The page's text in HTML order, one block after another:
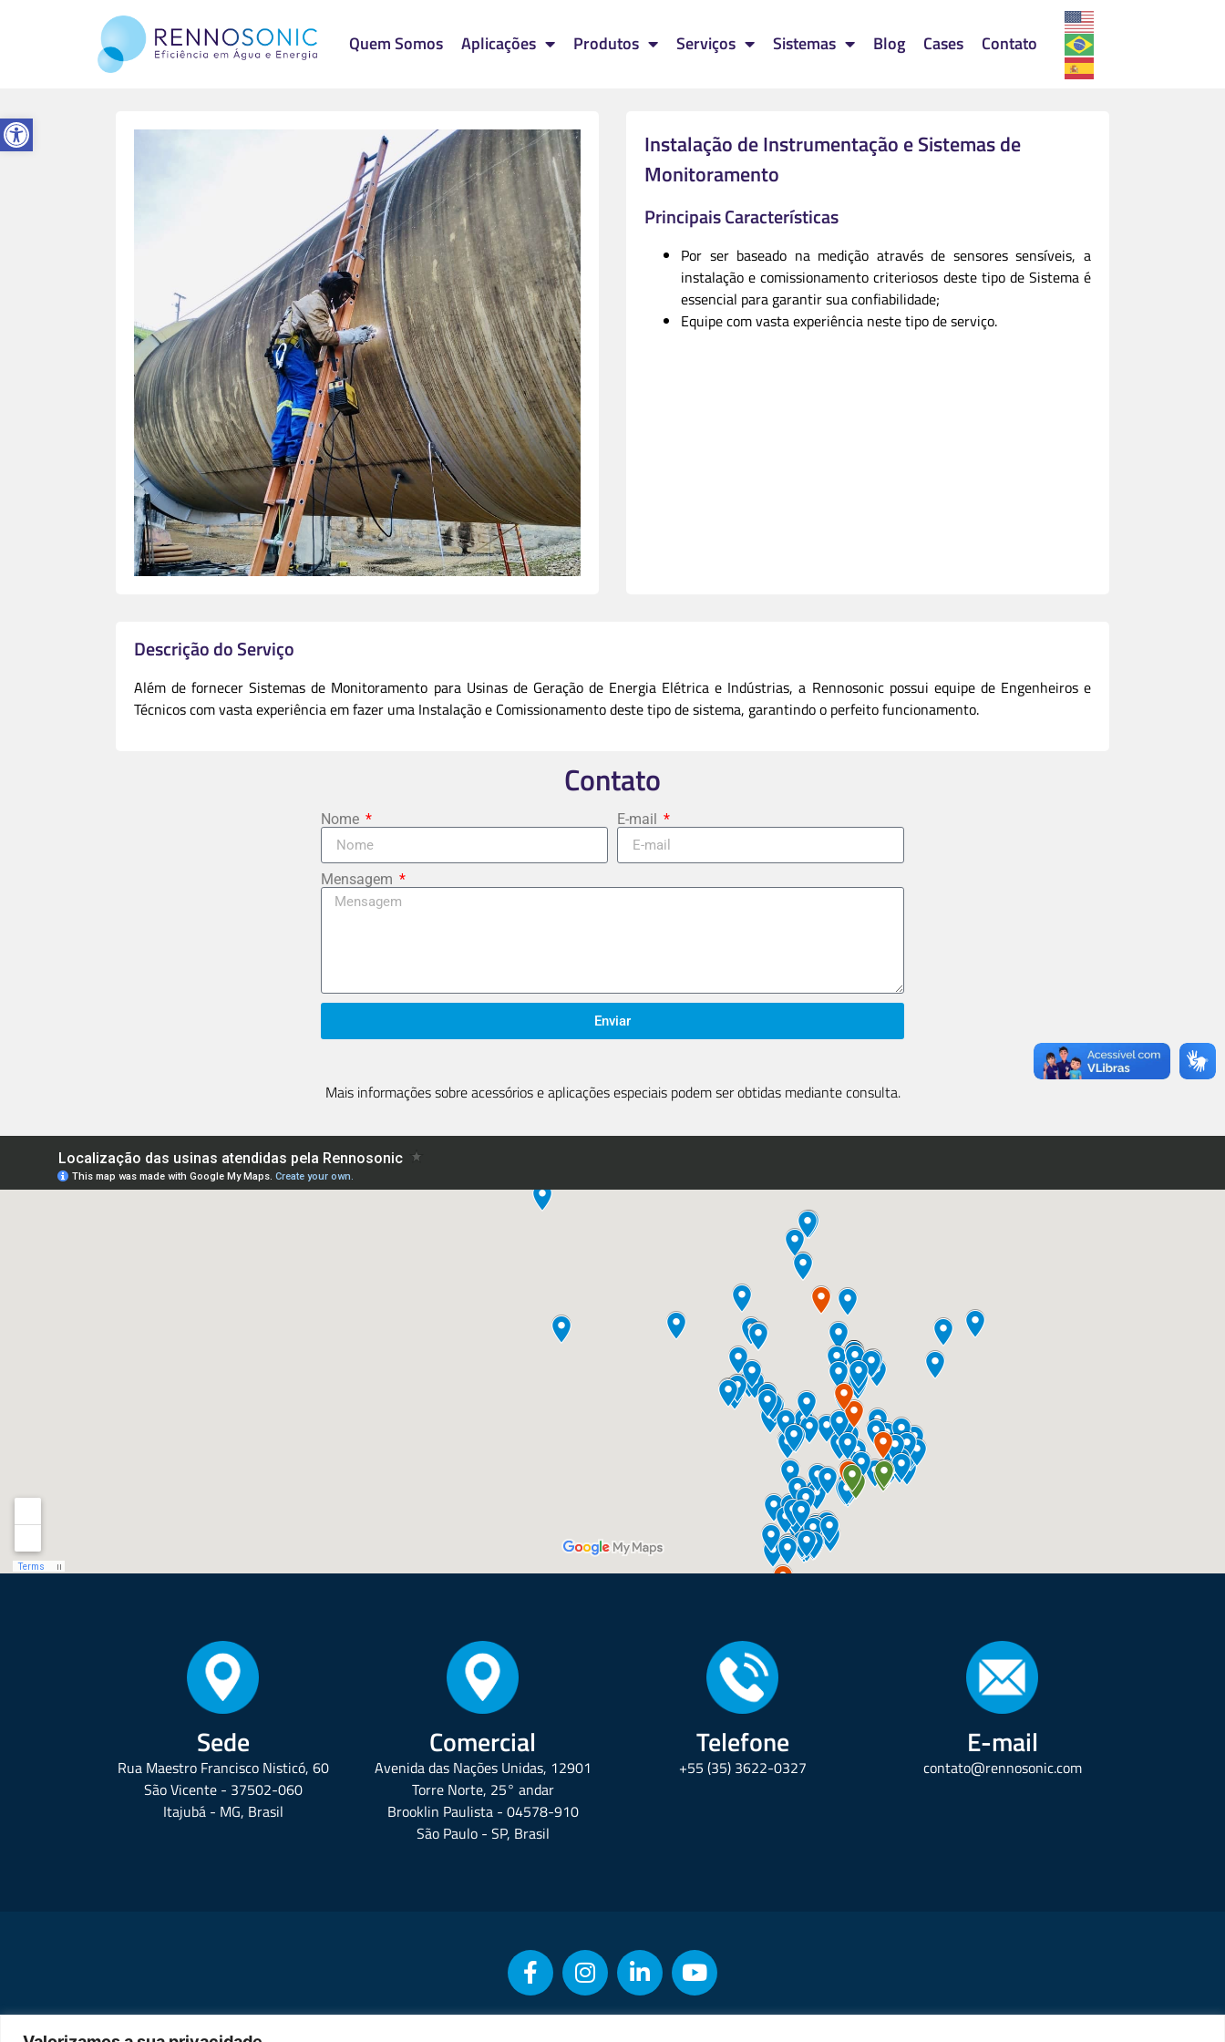
Abrir a barra de ferramentas
Quem Somos Aplicações Produtos Serviços Sistemas Blog Cases Contato
Instalação de Instrumentação e Sistemas de
Monitoramento
Principais Características
Por ser baseado na medição através de sensores sensíveis, a
instalação e comissionamento criteriosos deste tipo de Sistema é
essencial para garantir sua confiabilidade;
Equipe com vasta experiência neste tipo de serviço.
Descrição do Serviço
Além de fornecer Sistemas de Monitoramento para Usinas de Geração de Energia Elétrica e Indústrias, a Rennosonic possui equipe de Engenheiros e
Técnicos com vasta experiência em fazer uma Instalação e Comissionamento deste tipo de sistema, garantindo o perfeito funcionamento.
Contato
Nome E-mail
Mensagem
Enviar
Mais informações sobre acessórios e aplicações especiais podem ser obtidas mediante consulta.
Sede
Rua Maestro Francisco Nisticó, 60
São Vicente - 37502-060
Itajubá - MG, Brasil
Comercial
Avenida das Nações Unidas, 12901
Torre Norte, 25° andar
Brooklin Paulista - 04578-910
São Paulo - SP, Brasil
Telefone
+55 (35) 3622-0327
E-mail
contato@rennosonic.com